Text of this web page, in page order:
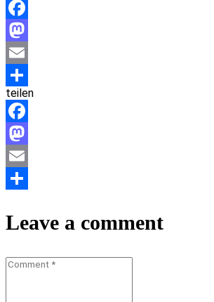
Facebook
Mastodon
Email
Teilen
teilen
Facebook
Mastodon
Email
Leave a comment